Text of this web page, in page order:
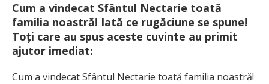
Cum a vindecat Sfântul Nectarie toată
familia noastră! Iată ce rugăciune se spune!
Toți care au spus aceste cuvinte au primit
ajutor imediat:
Cum a vindecat Sfântul Nectarie toată familia noastră!